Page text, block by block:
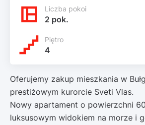
Liczba pokoi
2 pok.
Piętro
4
Oferujemy zakup mieszkania w
prestiżowym kurorcie Sveti Vlas.
Nowy apartament o powierzchni
luksusowym widokiem na morze i